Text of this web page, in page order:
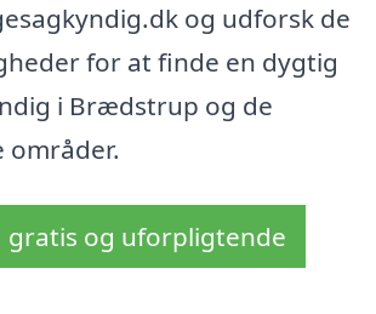
og udforsk de
for at finde en dygtig
i Brædstrup og de
gratis og uforpligtende